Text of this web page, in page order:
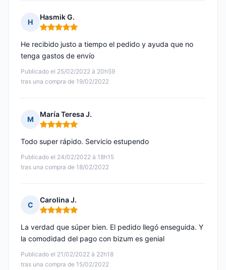
H
Hasmik G.
Nota: 5 de 5
Publicado el 25/02/2022 à 20h59
tras una compra de 19/02/2022
He recibido justo a tiempo el pedido y ayuda que no
tenga gastos de envío
M
María Teresa J.
Nota: 5 de 5
Publicado el 24/02/2022 à 18h15
tras una compra de 18/02/2022
Todo super rápido. Servicio estupendo
C
Carolina J.
Nota: 5 de 5
Publicado el 21/02/2022 à 22h18
tras una compra de 15/02/2022
La verdad que súper bien. El pedido llegó enseguida. Y
la comodidad del pago con bizum es genial